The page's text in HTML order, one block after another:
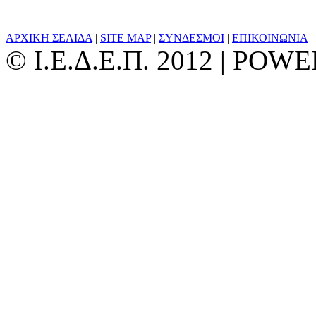
ΑΡΧΙΚΗ ΣΕΛΙΔΑ | SITE MAP| ΣΥΝΔΕΣΜΟΙ | ΕΠΙΚΟΙΝΩΝΙΑ
© Ι.Ε.Δ.Ε.Π. 2012 |